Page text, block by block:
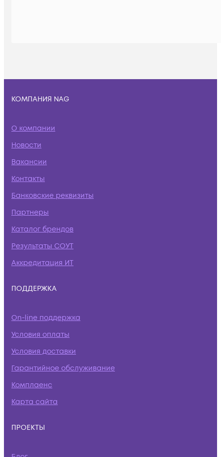
КОМПАНИЯ NAG
О компании
Новости
Вакансии
Контакты
Банковские реквизиты
Партнеры
Каталог брендов
Результаты СОУТ
Аккредитация ИТ
ПОДДЕРЖКА
On-line поддержка
Условия оплаты
Условия доставки
Гарантийное обслуживание
Комплаенс
Карта сайта
ПРОЕКТЫ